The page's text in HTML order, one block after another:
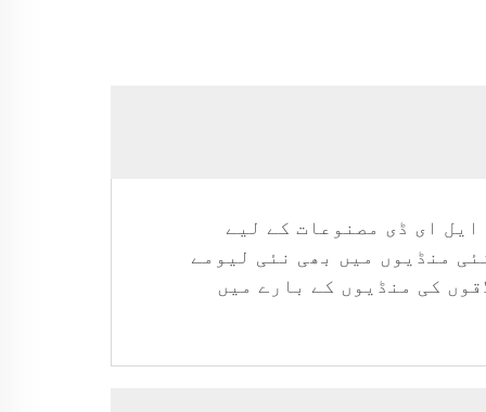
ایل ای ڈی مصنوعات کے لیے
دیتی ہے۔ لیکن دیگر نئی منڈیوں میں بھی نئی لیومے
کی منڈیوں کے بارے میں